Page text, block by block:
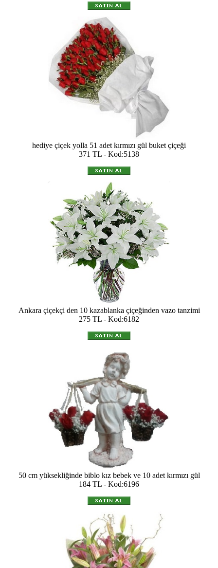
hediye çiçek yolla 51 adet kırmızı gül buket çiçeği
371 TL - Kod:5138
Ankara çiçekçi den 10 kazablanka çiçeğinden vazo tanzimi
275 TL - Kod:6182
50 cm yüksekliğinde biblo kız bebek ve 10 adet kırmızı gül
184 TL - Kod:6196